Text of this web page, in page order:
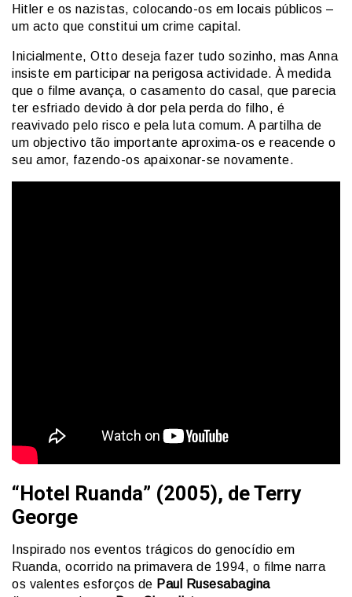
Hitler e os nazistas, colocando-os em locais públicos –
um acto que constitui um crime capital.
Inicialmente, Otto deseja fazer tudo sozinho, mas Anna
insiste em participar na perigosa actividade. À medida
que o filme avança, o casamento do casal, que parecia
ter esfriado devido à dor pela perda do filho, é
reavivado pelo risco e pela luta comum. A partilha de
um objectivo tão importante aproxima-os e reacende o
seu amor, fazendo-os apaixonar-se novamente.
“Hotel Ruanda” (2005), de Terry
George
Inspirado nos eventos trágicos do genocídio em
Ruanda, ocorrido na primavera de 1994, o filme narra
os valentes esforços de Paul Rusesabagina